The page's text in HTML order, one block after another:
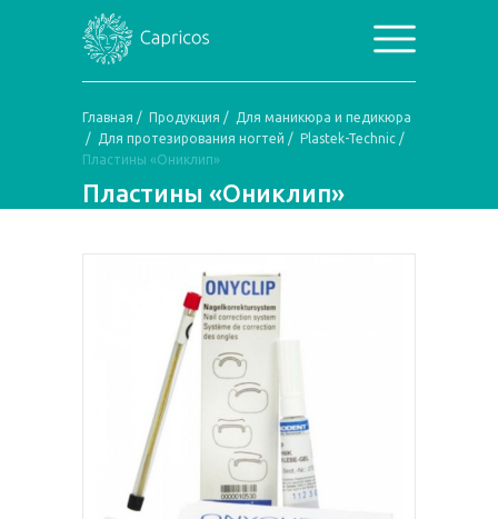
Главная / Продукция / Для маникюра и педикюра
/ Для протезирования ногтей / Plastek-Technic /
Пластины «Ониклип»
Пластины «Ониклип»